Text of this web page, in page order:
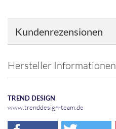
Kundenrezensionen
Hersteller Informationen
TREND DESIGN
www.trenddesign-team.de